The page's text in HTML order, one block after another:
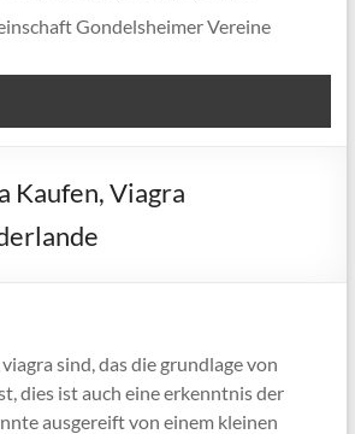
Gondelsheimer Vereine
Kaufen, Viagra
sind, das die grundlage von
dies ist auch eine erkenntnis der
ausgereift von einem kleinen